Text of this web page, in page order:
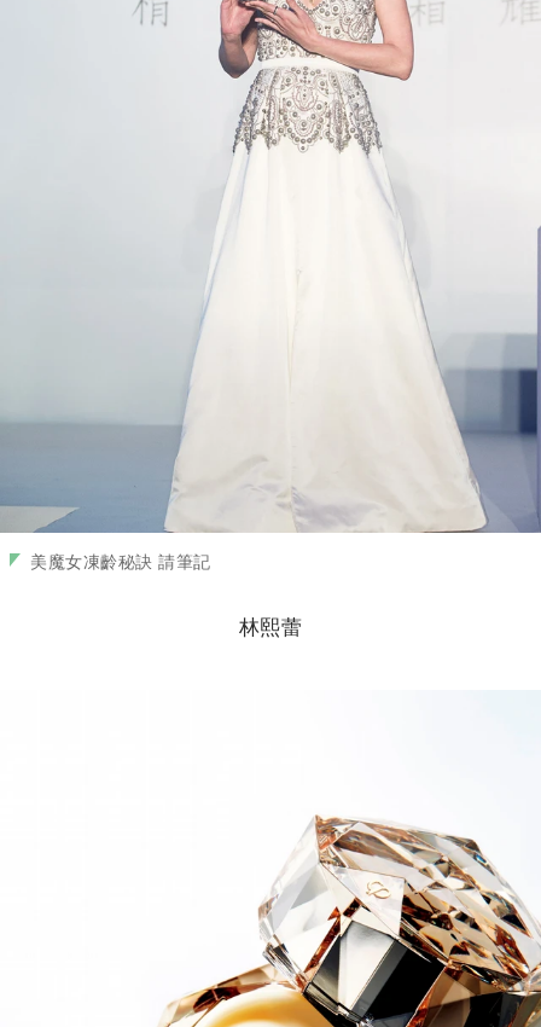
美魔女凍齡秘訣 請筆記
林熙蕾